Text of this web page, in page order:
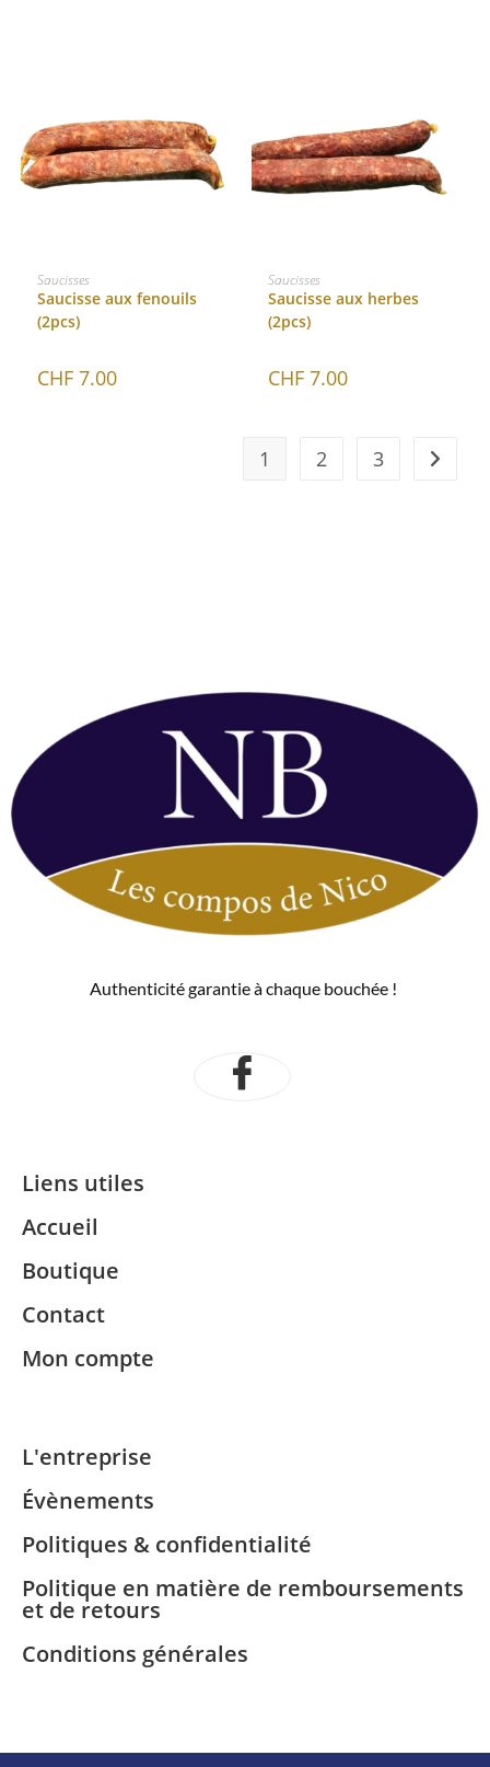
AJOUTER AU PANIER
Saucisses
Saucisse aux fenouils
(2pcs)
CHF7.00
AJOUTER AU PANIER
Saucisses
Saucisse aux herbes
(2pcs)
CHF 7.00
1 2 3
Authenticité garantie à chaque bouchée !
Liens utiles
Accueil
Boutique
Contact
Mon compte
L'entreprise
Évènements
Politiques & confidentialité
Politique en matière de remboursements
et de retours
Conditions générales